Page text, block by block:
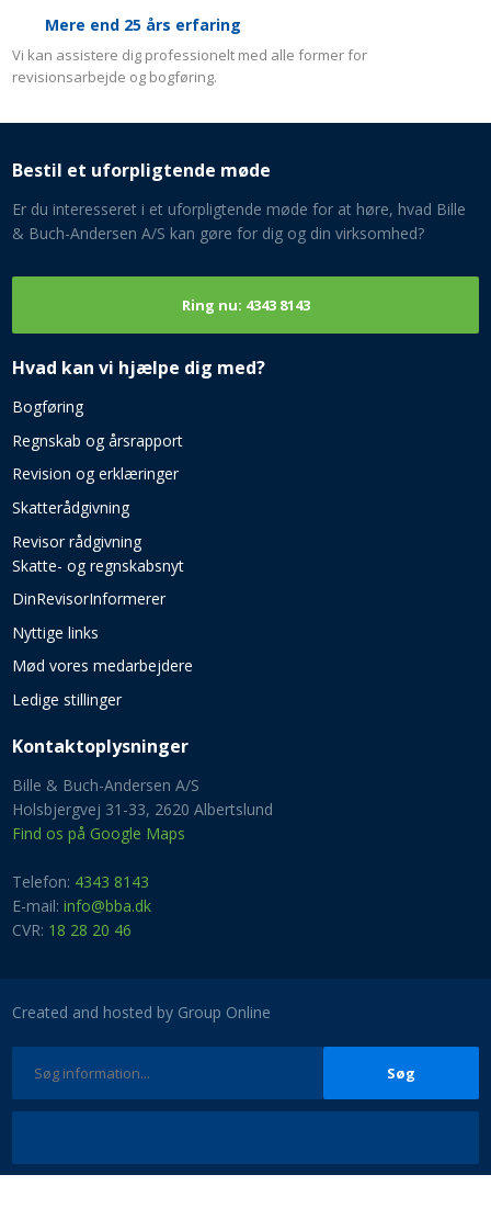
​Mere end 25 års erfaring
Vi kan assistere dig professionelt med alle former for
revisionsarbejde og bogføring.
Bestil et uforpligtende møde
Er du interesseret i et uforpligtende møde for at høre, hvad Bille
& Buch-Andersen A/S kan gøre for dig og din virksomhed​?
Ring nu: 4343 8143​
Hvad kan vi hjælpe dig med?​
Bogføring​
Regnskab og årsrapport
Revision og erklæringer
Skatterådgivning
Revisor rådgivning
Skatte- og regnskabsnyt
DinRevisorInformerer
Nyttige links
Mød vores medarbejdere
Ledige stillinger
Kontaktoplysninger​
Bille & Buch-Andersen A/S
Holsbjergvej 31-33, 2620 Albertslund
Find os på Google Maps
Telefon: 4343 8143
E-mail: info@bba.dk
​CVR: 18 28 20 46
Created and hosted by Group Online